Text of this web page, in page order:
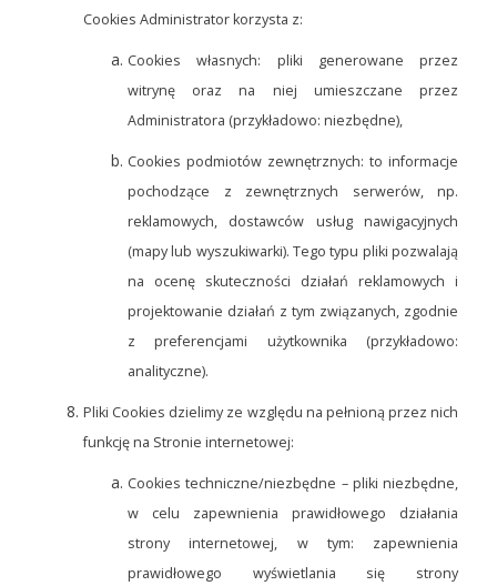
Cookies Administrator korzysta z:
Cookies własnych: pliki generowane przez
witrynę oraz na niej umieszczane przez
Administratora (przykładowo: niezbędne),
Cookies podmiotów zewnętrznych: to informacje
pochodzące z zewnętrznych serwerów, np.
reklamowych, dostawców usług nawigacyjnych
(mapy lub wyszukiwarki). Tego typu pliki pozwalają
na ocenę skuteczności działań reklamowych i
projektowanie działań z tym związanych, zgodnie
z preferencjami użytkownika (przykładowo:
analityczne).
Pliki Cookies dzielimy ze względu na pełnioną przez nich
funkcję na Stronie internetowej:
Cookies techniczne/niezbędne – pliki niezbędne,
w celu zapewnienia prawidłowego działania
strony internetowej, w tym: zapewnienia
prawidłowego wyświetlania się strony